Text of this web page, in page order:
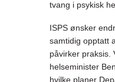
tvang i psykisk
ISPS ønsker
samtidig opptatt
påvirker praksis.
helseminister
hvilke planer